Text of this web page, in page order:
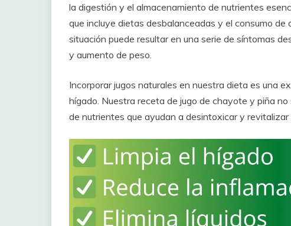
la digestión y el almacenamiento de nutrientes
que incluye dietas desbalanceadas y el consumo de
situación puede resultar en una serie de síntomas
y aumento de peso.
Incorporar jugos naturales en nuestra dieta es una
hígado. Nuestra receta de jugo de chayote y piña
de nutrientes que ayudan a desintoxicar y revitalizar